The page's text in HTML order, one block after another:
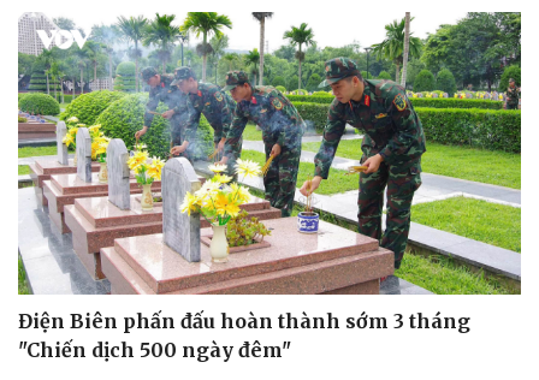
Văn hóa
Sân khấu - Điện ảnh
Văn học
Âm nhạc
Di sản
Giải trí
Nghệ sĩ
Thời trang
Sao Việt
Điện Biên phấn đấu hoàn thành sớm 3 tháng
"Chiến dịch 500 ngày đêm"